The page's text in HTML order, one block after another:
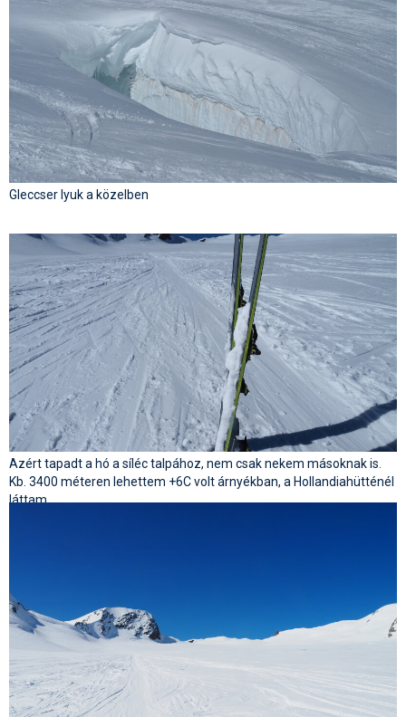
Gleccser lyuk a közelben
Azért tapadt a hó a síléc talpához, nem csak nekem másoknak is.
Kb. 3400 méteren lehettem +6C volt árnyékban, a Hollandiahütténél
láttam.